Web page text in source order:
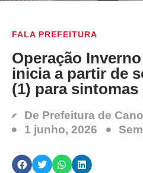
FALA PREFEITURA
Operação
inicia a partir de
(1) para
De Prefeitura de
1 junho, 2026